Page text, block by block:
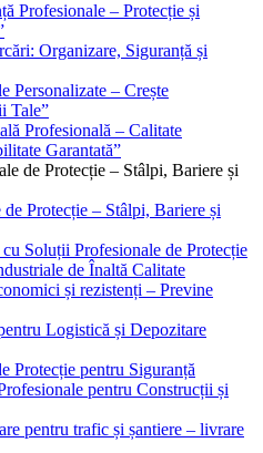
Profesionale – Protecție și
Organizare, Siguranță și
Personalizate – Crește
Tale”
Profesională – Calitate
Garantată”
Protecție – Stâlpi, Bariere și
Soluții Profesionale de Protecție
de Înaltă Calitate
și rezistenți – Previne
Logistică și Depozitare
Protecție pentru Siguranță
pentru Construcții și
pentru trafic și șantiere – livrare